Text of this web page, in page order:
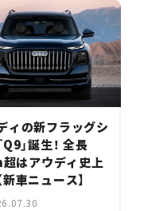
ィの新フラッグシ
Q9」誕生！ 全長
はアウディ史上
新車ニュース】